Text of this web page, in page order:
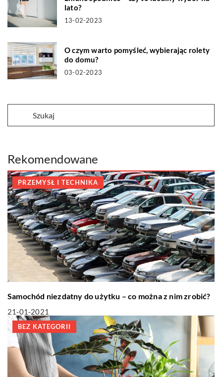
lato?
13-02-2023
O czym warto pomyśleć, wybierając rolety
do domu?
03-02-2023
Rekomendowane
PRZEMYSŁ I TECHNIKA
Samochód niezdatny do użytku – co można z nim zrobić?
21-01-2021
BEZ KATEGORII